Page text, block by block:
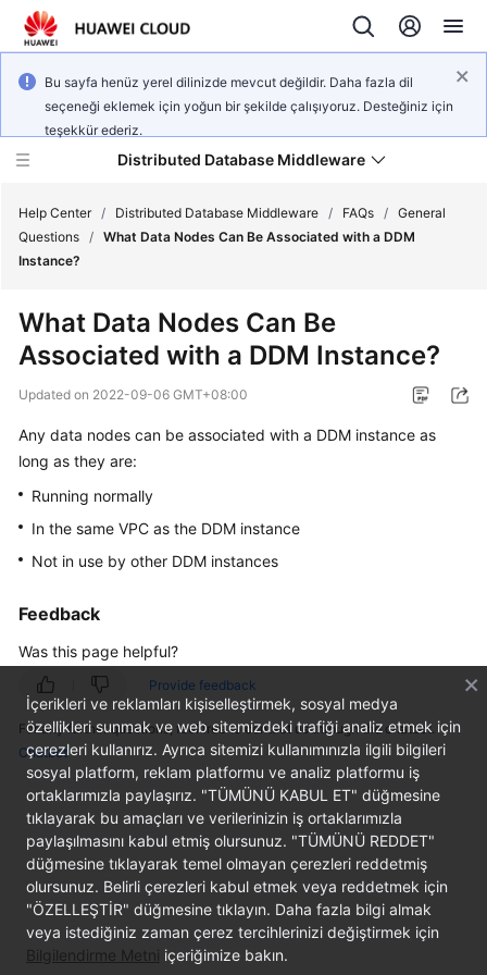
Bu sayfa henüz yerel dilinizde mevcut değildir. Daha fazla dil
seçeneği eklemek için yoğun bir şekilde çalışıyoruz. Desteğiniz için
teşekkür ederiz.
Distributed Database Middleware
Product
Service
Overview
Billing
Getting
Guide
API
Reference
SDK
Reference
Best
Practices
Performance
White
Help Center / Distributed Database Middleware / FAQs / General
Questions / What Data Nodes Can Be Associated with a DDM
Instance?
What Data Nodes Can Be
Associated with a DDM Instance?
Updated on 2022-09-06 GMT+08:00
Any data nodes can be associated with a DDM instance as
long as they are:
Running normally
In the same VPC as the DDM instance
Not in use by other DDM instances
Feedback
Was this page helpful?
Provide feedback
For any further questions, feel free to contact us through the chatbot.
Chatbot
İçerikleri ve reklamları kişiselleştirmek, sosyal medya
özellikleri sunmak ve web sitemizdeki trafiği analiz etmek için
çerezleri kullanırız. Ayrıca sitemizi kullanımınızla ilgili bilgileri
sosyal platform, reklam platformu ve analiz platformu iş
ortaklarımızla paylaşırız. "TÜMÜNÜ KABUL ET" düğmesine
tıklayarak bu amaçları ve verilerinizin iş ortaklarımızla
paylaşılmasını kabul etmiş olursunuz. "TÜMÜNÜ REDDET"
düğmesine tıklayarak temel olmayan çerezleri reddetmiş
olursunuz. Belirli çerezleri kabul etmek veya reddetmek için
"ÖZELLEŞTİR" düğmesine tıklayın. Daha fazla bilgi almak
veya istediğiniz zaman çerez tercihlerinizi değiştirmek için
Bilgilendirme Metni içeriğimize bakın.